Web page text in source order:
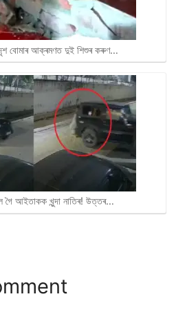
বোমাৰ আক্ৰমণত দুই শিশুৰ কৰুণ…
গৈ আইতাকক খুন্দা নাতিৰ! উত্তৰ…